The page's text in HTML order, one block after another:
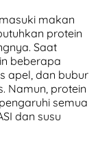
makan
protein
Saat
beberapa
apel, dan bubur
Namun, protein
semua
dan susu